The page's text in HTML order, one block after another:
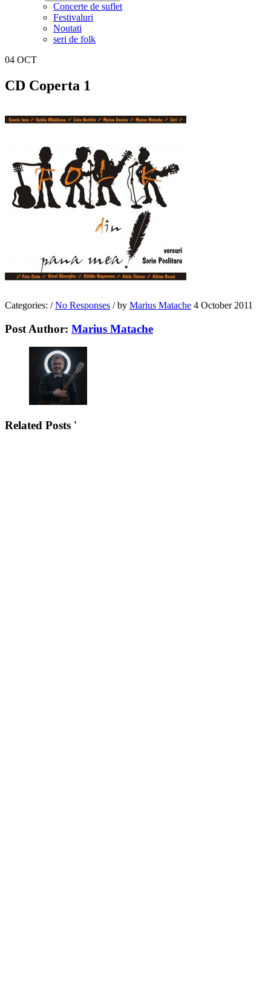
Concerte de suflet
Festivaluri
Noutati
seri de folk
04 OCT
CD Coperta 1
Categories: / No Responses /by Marius Matache 4 October 2011
Post Author: Marius Matache
Related Posts '